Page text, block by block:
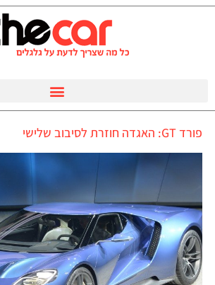
פורד GT: האגדה חוזרת לסיבוב שלישי